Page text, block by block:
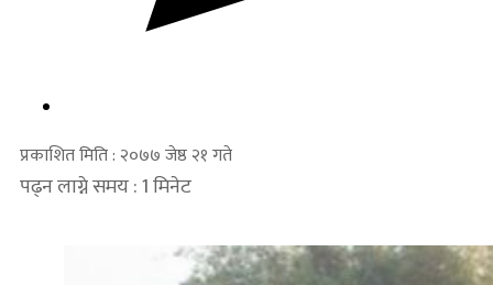
प्रकाशित मिति : २०७७ जेष्ठ २१ गते
पढ्न लाग्ने समय : 1 मिनेट